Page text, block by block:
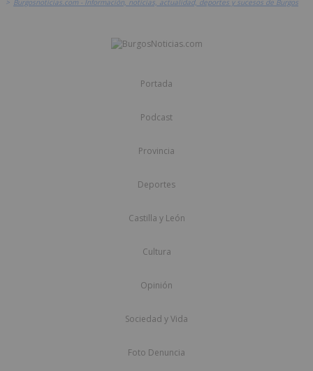
> Burgosnoticias.com - Información, noticias, actualidad, deportes y sucesos de Burgos
Portada
Podcast
Provincia
Deportes
Castilla y León
Cultura
Opinión
Sociedad y Vida
Foto Denuncia